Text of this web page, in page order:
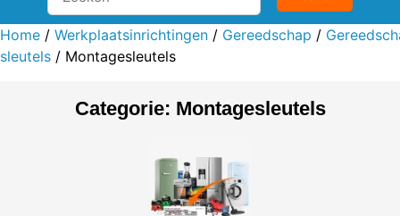
Home / Werkplaatsinrichtingen / Gereedschap /
sleutels / Montagesleutels
Categorie: Montagesleutels